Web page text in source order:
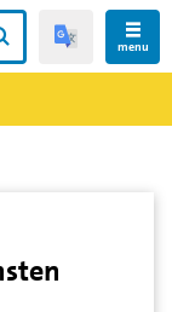
menu